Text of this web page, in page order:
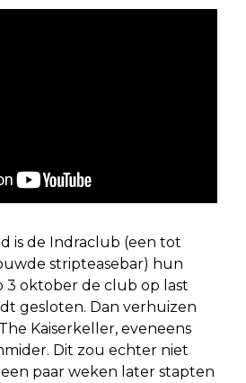
is de Indraclub (een tot
stripteasebar) hun
3 oktober de club op last
gesloten. Dan verhuizen
Kaiserkeller, eveneens
Dit zou echter niet
paar weken later stapten